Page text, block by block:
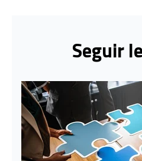
Seguir